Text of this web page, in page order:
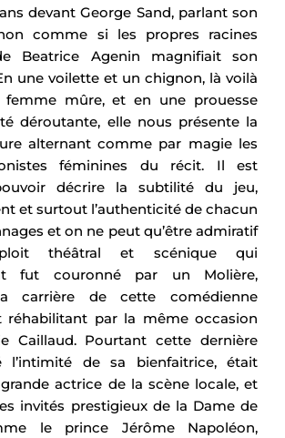
devant George Sand, parlant son
comme si les propres racines
Beatrice Agenin magnifiait son
une voilette et un chignon, là voilà
femme mûre, et en une prouesse
déroutante, elle nous présente la
alternant comme par magie les
féminines du récit. Il est
décrire la subtilité du jeu,
et surtout l’authenticité de chacun
et on ne peut qu’être admiratif
théâtral et scénique qui
fut couronné par un Molière,
carrière de cette comédienne
réhabilitant par la même occasion
Caillaud. Pourtant cette dernière
l’intimité de sa bienfaitrice, était
actrice de la scène locale, et
invités prestigieux de la Dame de
le prince Jérôme Napoléon,